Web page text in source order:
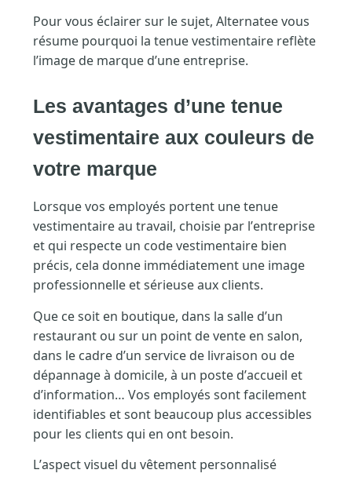
Pour vous éclairer sur le sujet, Alternatee vous
résume pourquoi la tenue vestimentaire reflète
l’image de marque d’une entreprise.
Les avantages d’une tenue
vestimentaire aux couleurs de
votre marque
Lorsque vos employés portent une tenue
vestimentaire au travail, choisie par l’entreprise
et qui respecte un code vestimentaire bien
précis, cela donne immédiatement une image
professionnelle et sérieuse aux clients.
Que ce soit en boutique, dans la salle d’un
restaurant ou sur un point de vente en salon,
dans le cadre d’un service de livraison ou de
dépannage à domicile, à un poste d’accueil et
d’information… Vos employés sont facilement
identifiables et sont beaucoup plus accessibles
pour les clients qui en ont besoin.
L’aspect visuel du vêtement personnalisé